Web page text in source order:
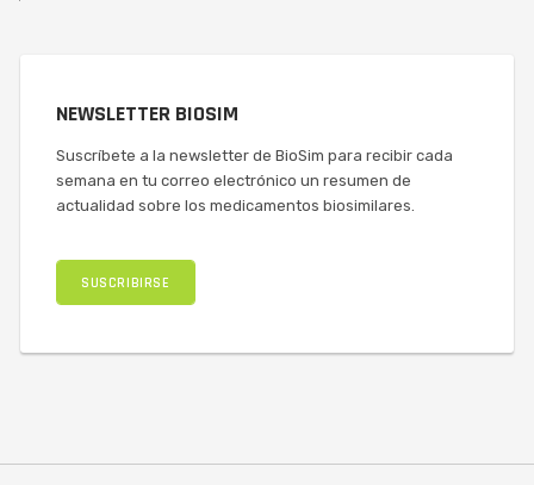
NEWSLETTER BIOSIM
Suscríbete a la newsletter de BioSim para recibir cada
semana en tu correo electrónico un resumen de
actualidad sobre los medicamentos biosimilares.
SUSCRIBIRSE